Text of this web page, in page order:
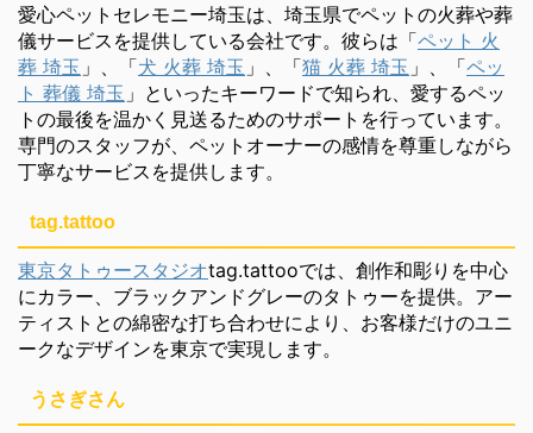
愛心ペットセレモニー埼玉は、埼玉県でペットの火葬や葬
儀サービスを提供している会社です。彼らは「ペット 火
葬 埼玉 」、「犬 火葬 埼玉 」、「猫 火葬 埼玉 」、「ペッ
ト 葬儀 埼玉 」といったキーワードで知られ、愛するペッ
トの最後を温かく見送るためのサポートを行っています。
専門のスタッフが、ペットオーナーの感情を尊重しながら
丁寧なサービスを提供します。
tag.tattoo
東京タトゥースタジオtag.tattooでは、創作和彫りを中心
にカラー、ブラックアンドグレーのタトゥーを提供。アー
ティストとの綿密な打ち合わせにより、お客様だけのユニ
ークなデザインを東京で実現します。
うさぎさん